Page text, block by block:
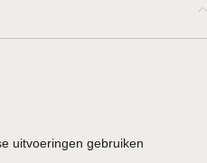
uitvoeringen gebruiken